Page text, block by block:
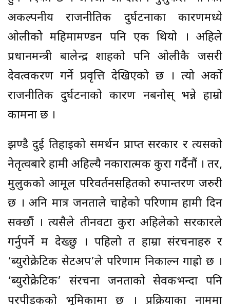
अकल्पनीय राजनीतिक दुर्घटनाका कारणमध्ये
ओलीकोे महिमामण्डन पनि एक थियो । अहिले
प्रधानमन्त्री बालेन्द्र शाहको पनि ओलीकै जसरी
देवत्वकरण गर्ने प्रवृत्ति देखिएको छ । त्यो अर्को
राजनीतिक दुर्घटनाको कारण नबनोस् भन्ने हाम्रो
कामना छ ।
झण्डै दुई तिहाइको समर्थन प्राप्त सरकार र त्यसको
नेतृत्वबारे हामी अहिल्यै नकारात्मक कुरा गर्दैनौं । तर,
मुलुकको आमूल परिवर्तनसहितको रुपान्तरण जरुरी
छ । अनि मात्र जनताले चाहेको परिणाम हामी दिन
सक्छौं । त्यसैले तीनवटा कुरा अहिलेको सरकारले
गर्नुपर्ने म देख्छु । पहिलो त हाम्रा संरचनाहरु र
‘ब्युरोक्रेटिक सेटअप’ले परिणाम निकाल्न गाह्रो छ ।
‘ब्युरोक्रेटिक’ संरचना जनताको सेवकभन्दा पनि
परपीडकको भूमिकामा छ । प्रक्रियाका नाममा